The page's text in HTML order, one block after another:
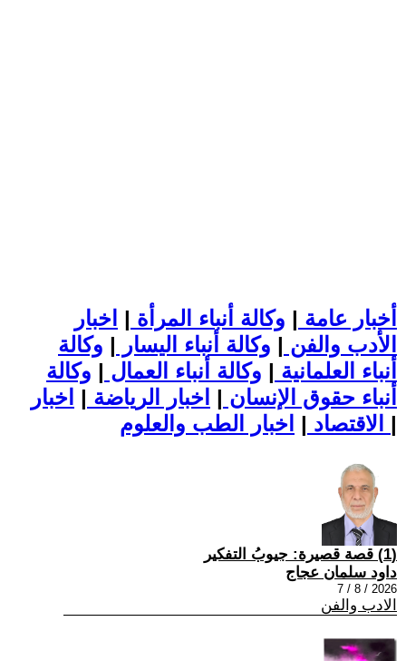
أخبار عامة | وكالة أنباء المرأة | اخبار
الأدب والفن | وكالة أنباء اليسار | وكالة
أنباء العلمانية | وكالة أنباء العمال | وكالة
أنباء حقوق الإنسان | اخبار الرياضة | اخبار
الاقتصاد | |
(1) قصة قصيرة: جيوبُ التفكير
داود سلمان عجاج
2026 / 8 / 7
الادب والفن